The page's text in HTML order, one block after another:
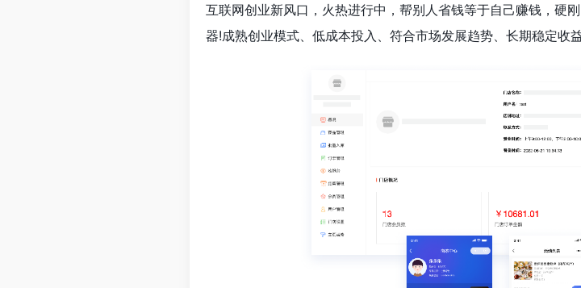
互联网创业新风口，火热进行中，帮别人省钱等于自己赚钱，硬
器!成熟创业模式、低成本投入、符合市场发展趋势、长期稳定收